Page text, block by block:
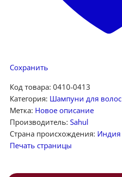
Сохранить
Код товара: 0410-0413
Категория: Шампуни для волос
Метка: Новое описание
Производитель: Sahul
Страна происхождения: Индия
Печать страницы